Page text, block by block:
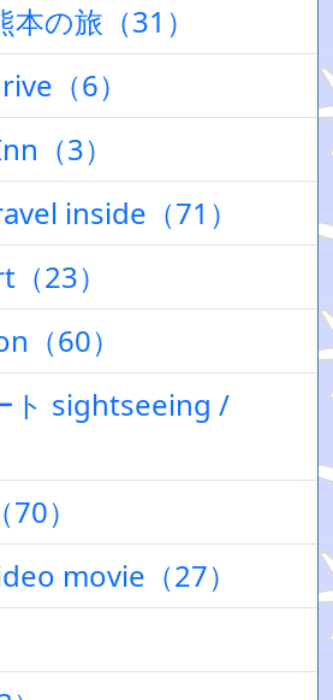
の旅（31）
（6）
（3）
inside（71）
23）
（60）
ト sightseeing /
）
movie（27）